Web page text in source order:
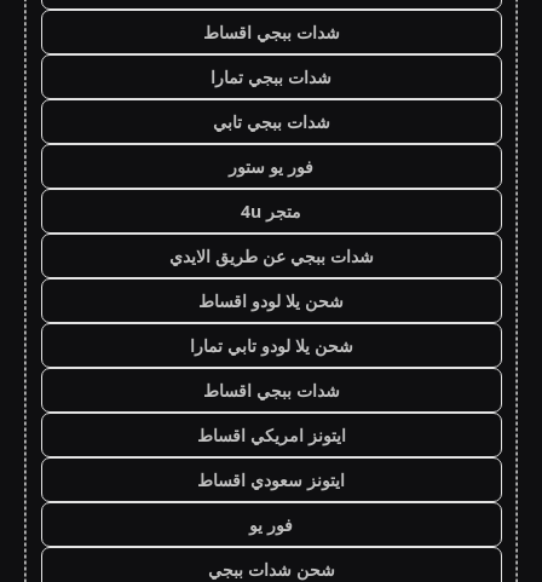
شدات ببجي اقساط
شدات ببجي تمارا
شدات ببجي تابي
فور يو ستور
متجر 4u
شدات ببجي عن طريق الايدي
شحن يلا لودو اقساط
شحن يلا لودو تابي تمارا
شدات ببجي اقساط
ايتونز امريكي اقساط
ايتونز سعودي اقساط
فور يو
شحن شدات ببجي